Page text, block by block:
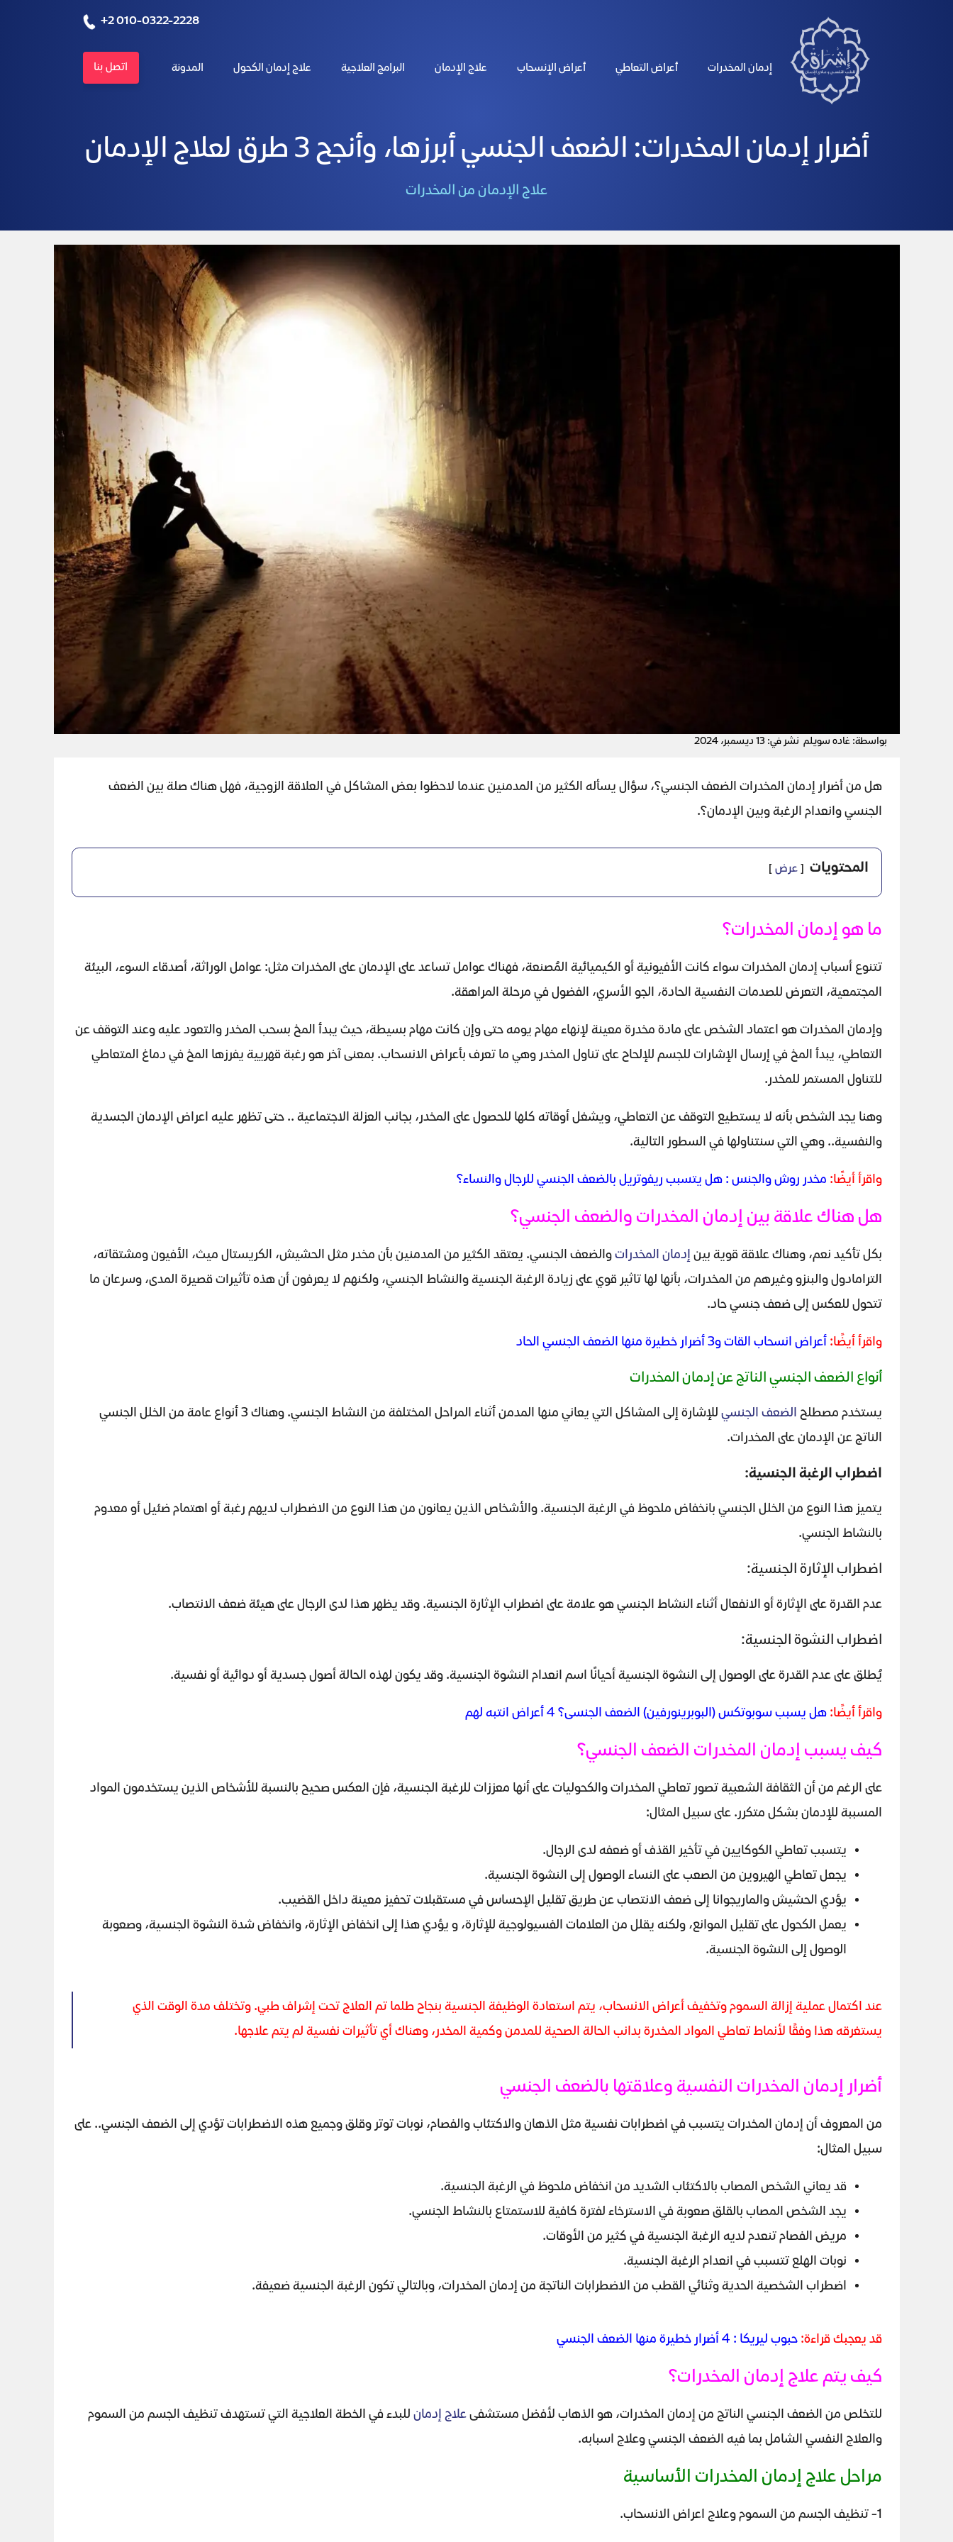
+2 010-0322-2228
الرئيسية إدمان المخدرات أعراض التعاطي أعراض الإنسحاب علاج الإدمان البرامج العلاجية علاج إدمان الكحول المدونة اتصل بنا
أضرار إدمان المخدرات: الضعف الجنسي أبرزها، وأنجح 3 طرق لعلاج الإدمان
علاج الإدمان من المخدرات
بواسطة: غاده سويلم نشر في: 13 ديسمبر، 2024
هل من أضرار إدمان المخدرات الضعف الجنسي؟، سؤال يسأله الكثير من المدمنين عندما لاحظوا بعض المشاكل في العلاقة الزوجية، فهل هناك صلة بين الضعف
الجنسي وانعدام الرغبة وبين الإدمان؟.
المحتويات عرض
ما هو إدمان المخدرات؟
تتنوع أسباب إدمان المخدرات سواء كانت الأفيونية أو الكيميائية المُصنعة، فهناك عوامل تساعد على الإدمان على المخدرات مثل: عوامل الوراثة، أصدقاء السوء، البيئة
المجتمعية، التعرض للصدمات النفسية الحادة، الجو الأسري، الفضول في مرحلة المراهقة.
وإدمان المخدرات هو اعتماد الشخص على مادة مخدرة معينة لإنهاء مهام يومه حتى وإن كانت مهام بسيطة، حيث يبدأ المخ بسحب المخدر والتعود عليه وعند التوقف عن
التعاطي، يبدأ المخ في إرسال الإشارات للجسم للإلحاح على تناول المخدر وهي ما تعرف بأعراض الانسحاب. بمعنى آخر هو رغبة قهريية يفرزها المخ في دماغ المتعاطي
للتناول المستمر للمخدر.
وهنا يجد الشخص بأنه لا يستطيع التوقف عن التعاطي، ويشغل أوقاته كلها للحصول على المخدر، بجانب العزلة الاجتماعية .. حتى تظهر عليه اعراض الإدمان الجسدية
والنفسية.. وهي التي سنتناولها في السطور التالية.
واقرأ أيضًا: مخدر روش والجنس : هل يتسبب ريفوتريل بالضعف الجنسي للرجال والنساء؟
هل هناك علاقة بين إدمان المخدرات والضعف الجنسي؟
بكل تأكيد نعم، وهناك علاقة قوية بين إدمان المخدراتوالضعف الجنسي. يعتقد الكثير من المدمنين بأن مخدر مثل الحشيش، الكريستال ميث، الأفيون ومشتقاته،
الترامادول والبنزو وغيرهم من المخدرات، بأنها لها تاثير قوي على زيادة الرغبة الجنسية والنشاط الجنسي، ولكنهم لا يعرفون أن هذه تأثيرات قصيرة المدى، وسرعان ما
تتحول للعكس إلى ضعف جنسي حاد.
واقرأ أيضًا: أعراض انسحاب القات و3 أضرار خطيرة منها الضعف الجنسي الحاد
أنواع الضعف الجنسي الناتج عن إدمان المخدرات
يستخدم مصطلح الضعف الجنسي
للإشارة إلى المشاكل التي يعاني منها المدمن أثناء المراحل المختلفة من النشاط الجنسي. وهناك 3 أنواع عامة من الخلل الجنسي
الناتج عن الإدمان على المخدرات.
اضطراب الرغبة الجنسية:
يتميز هذا النوع من الخلل الجنسي بانخفاض ملحوظ في الرغبة الجنسية. والأشخاص الذين يعانون من هذا النوع من الاضطراب لديهم رغبة أو اهتمام ضئيل أو معدوم
بالنشاط الجنسي.
اضطراب الإثارة الجنسية:
عدم القدرة على الإثارة أو الانفعال أثناء النشاط الجنسي هو علامة على اضطراب الإثارة الجنسية. وقد يظهر هذا لدى الرجال على هيئة ضعف الانتصاب.
اضطراب النشوة الجنسية:
يُطلق على عدم القدرة على الوصول إلى النشوة الجنسية أحيانًا اسم انعدام النشوة الجنسية. وقد يكون لهذه الحالة أصول جسدية أو دوائية أو نفسية.
واقرأ أيضًا: هل يسبب سوبوتكس (البوبرينورفين) الضعف الجنسى؟ 4 أعراض انتبه لهم
كيف يسبب إدمان المخدرات الضعف الجنسي؟
على الرغم من أن الثقافة الشعبية تصور تعاطي المخدرات والكحوليات على أنها معززات للرغبة الجنسية، فإن العكس صحيح بالنسبة للأشخاص الذين يستخدمون المواد
المسببة للإدمان بشكل متكرر. على سبيل المثال:
يتسبب تعاطي الكوكايين في تأخير القذف أو ضعفه لدى الرجال.
يجعل تعاطي الهيروين من الصعب على النساء الوصول إلى النشوة الجنسية.
يؤدي الحشيش والماريجوانا إلى ضعف الانتصاب عن طريق تقليل الإحساس في مستقبلات تحفيز معينة داخل القضيب.
يعمل الكحول على تقليل الموانع، ولكنه يقلل من العلامات الفسيولوجية للإثارة، و يؤدي هذا إلى انخفاض الإثارة، وانخفاض شدة النشوة الجنسية، وصعوبة
الوصول إلى النشوة الجنسية.
عند اكتمال عملية إزالة السموم وتخفيف أعراض الانسحاب، يتم استعادة الوظيفة الجنسية بنجاح طلما تم العلاج تحت إشراف طبي. وتختلف مدة الوقت الذي
يستغرقه هذا وفقًا لأنماط تعاطي المواد المخدرة بدانب الحالة الصحية للمدمن وكمية المخدر، وهناك أي تأثيرات نفسية لم يتم علاجها.
أضرار إدمان المخدرات النفسية وعلاقتها بالضعف الجنسي
من المعروف أن إدمان المخدرات يتسبب في اضطرابات نفسية مثل الذهان والاكتئاب والفصام، نوبات توتر وقلق وجميع هذه الاضطرابات تؤدي إلى الضعف الجنسي.. على
سبيل المثال:
قد يعاني الشخص المصاب بالاكتئاب الشديد من انخفاض ملحوظ في الرغبة الجنسية.
يجد الشخص المصاب بالقلق صعوبة في الاسترخاء لفترة كافية للاستمتاع بالنشاط الجنسي.
مريض الفصام تنعدم لديه الرغبة الجنسية في كثير من الأوقات.
نوبات الهلع تتسبب في انعدام الرغبة الجنسية.
اضطراب الشخصية الحدية وثنائي القطب من الاضطرابات الناتجة من إدمان المخدرات، وبالتالي تكون الرغبة الجنسية ضعيفة.
قد يعجبك قراءة: حبوب ليريكا : 4 أضرار خطيرة منها الضعف الجنسي
كيف يتم علاج إدمان المخدرات؟
للتخلص من الضعف الجنسي الناتج من إدمان المخدرات، هو الذهاب لأفضل مستشفىعلاج إدمان للبدء في الخطة العلاجية التي تستهدف تنظيف الجسم من السموم
والعلاج النفسي الشامل بما فيه الضعف الجنسي وعلاج اسبابه.
مراحل علاج إدمان المخدرات الأساسية
1- تنظيف الجسم من السموم وعلاج اعراض الانسحاب.